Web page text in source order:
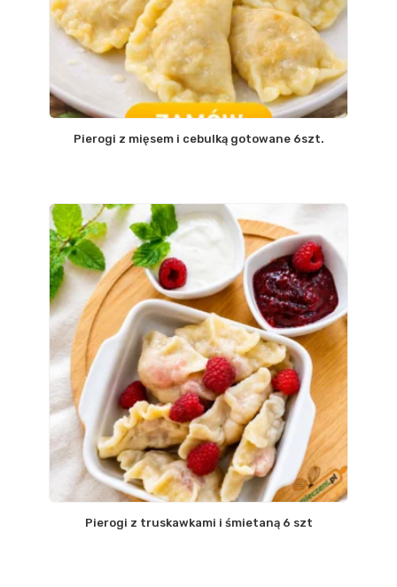
Pierogi z mięsem i cebulką gotowane 6szt.
Pierogi z truskawkami i śmietaną 6 szt